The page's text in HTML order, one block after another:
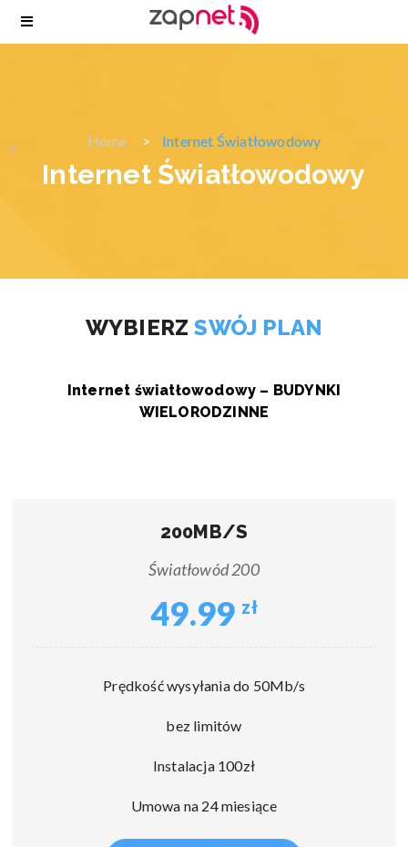
Home Internet Światłowodowy
Internet Światłowodowy
WYBIERZ SWÓJ PLAN
Internet światłowodowy – BUDYNKI
WIELORODZINNE
200MB/S
Światłowód 200
49.99 zł
Prędkość wysyłania do 50Mb/s
bez limitów
Instalacja 100zł
Umowa na 24 miesiące